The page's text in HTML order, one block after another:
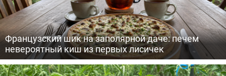
Французский шик на заполярной даче: печем
невероятный киш из первых лисичек